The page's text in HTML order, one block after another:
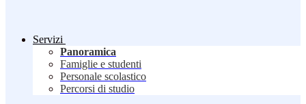
Servizi
Panoramica
Famiglie e studenti
Personale scolastico
Percorsi di studio